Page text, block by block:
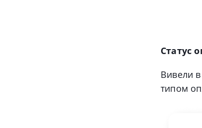
Статус
Вивели в
типом